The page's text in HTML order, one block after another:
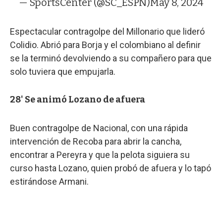
— SportsCenter (@SC_ESPN)May 8, 2024
Espectacular contragolpe del Millonario que lideró
Colidio. Abrió para Borja y el colombiano al definir
se la terminó devolviendo a su compañero para que
solo tuviera que empujarla.
28' Se animó Lozano de afuera
Buen contragolpe de Nacional, con una rápida
intervención de Recoba para abrir la cancha,
encontrar a Pereyra y que la pelota siguiera su
curso hasta Lozano, quien probó de afuera y lo tapó
estirándose Armani.